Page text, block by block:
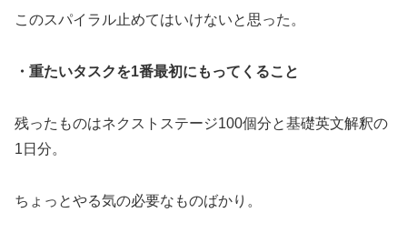
このスパイラル止めてはいけないと思った。
・重たいタスクを1番最初にもってくること
残ったものはネクストステージ100個分と基礎英文解釈の
1日分。
ちょっとやる気の必要なものばかり。